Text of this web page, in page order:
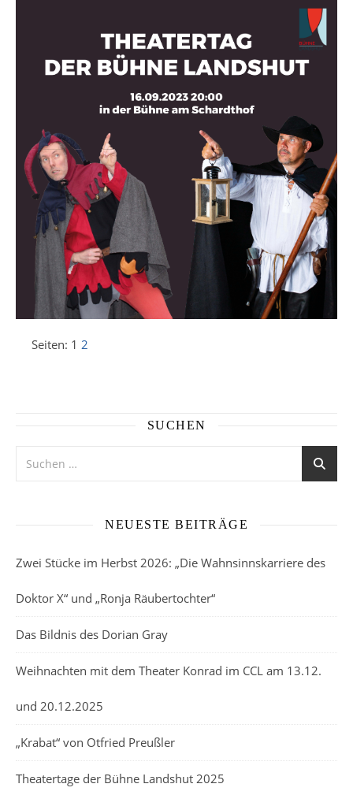
Seiten: 1 2
SUCHEN
NEUESTE BEITRÄGE
Zwei Stücke im Herbst 2026: „Die Wahnsinnskarriere des
Doktor X“ und „Ronja Räubertochter“
Das Bildnis des Dorian Gray
Weihnachten mit dem Theater Konrad im CCL am 13.12.
und 20.12.2025
„Krabat“ von Otfried Preußler
Theatertage der Bühne Landshut 2025